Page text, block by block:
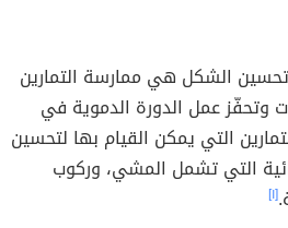
الشكل هي ممارسة التمارين
وتحفّز عمل الدورة الدموية في
التي يمكن القيام بها لتحسين
التي تشمل المشي، وركوب
[١]